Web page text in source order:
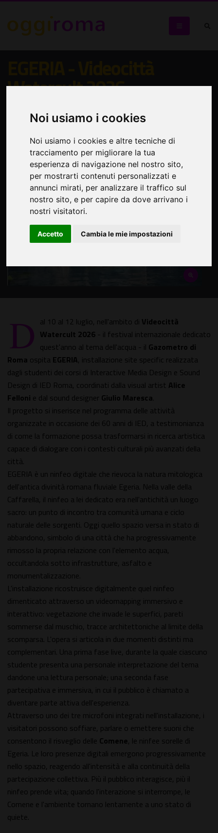
Noi usiamo i cookies
Noi usiamo i cookies e altre tecniche di
tracciamento per migliorare la tua
esperienza di navigazione nel nostro sito,
per mostrarti contenuti personalizzati e
annunci mirati, per analizzare il traffico sul
nostro sito, e per capire da dove arrivano i
nostri visitatori.
Accetto Cambia le mie impostazioni
Watercult 2026
Installazione site specific realizzata da IED Roma,
visitabile presso il Gazometro di Roma
D al 10 al 12 luglio, nell'ambito di Videocittà
Watercult 2026 - il festival internazionale dedicato
quest'anno al tema dell'acqua - il Gazometro di
Roma ospita EGERIA, installazione site specific realizzata
dagli studenti dei corsi di Interactive Media Design e Sound
Design di IED Roma, coordinati dalla visual artist Alice
Felloni e dal sound designer Giulio Maresca.
Il progetto si inserisce nel programma delle attività
organizzate in occasione dei 60 anni di IED, a testimonianza
di come la formazione possa trasformarsi in ricerca artistica
capace di dialogare con i contesti culturali più avanzati della
città.
EGERIA è un ninfeo digitale che rievoca la natura mitologica
dell'antica divinità romana fluviale Egeria. Nella valle della
Caffarella, il ninfeo a lei dedicato era nell'antichità un luogo
sacro: un punto di incontro tra comunità umana e ciclo
naturale delle sorgenti. Oggi quello spazio versa in stato di
abbandono, simbolo di una città che ha progressivamente
rimosso la propria relazione con l'elemento acqua,
occultandola sotto infrastrutture, asfalto e
monumentalizzazione.
L'installazione ricostruisce digitalmente quel ninfeo
dimenticato attraverso un videomapping immersivo e
interattivo: vegetazione che invade le superfici, pareti
sommerse dal muschio, tracce architettoniche al limite della
scomparsa. L'opera si articola in due momenti distinti ma
complementari. Una prima fase live, durante la quale ciascuno
studente presenta una personale interpretazione del tema
dandone una lettura personale; una seconda fase
partecipativa e immersiva, in cui il pubblico è chiamato a
diventare parte attiva dell'esperienza.
Attraverso uno dei tre microfoni integrati nell'installazione, i
visitatori possono soffiare, parlare o emettere suoni che
consentono il risveglio delle Comene, le ninfee sorelle di
Egeria. Le loro presenze digitali emergono progressivamente
nello spazio, reagendo all'intensità e alla continuità della
partecipazione collettiva. Più il pubblico interagisce, più il
ninfeo prende vita; quando l'interazione si interrompe, le
Comene e l'ambiente tornano lentamente a uno stato di
quiete.